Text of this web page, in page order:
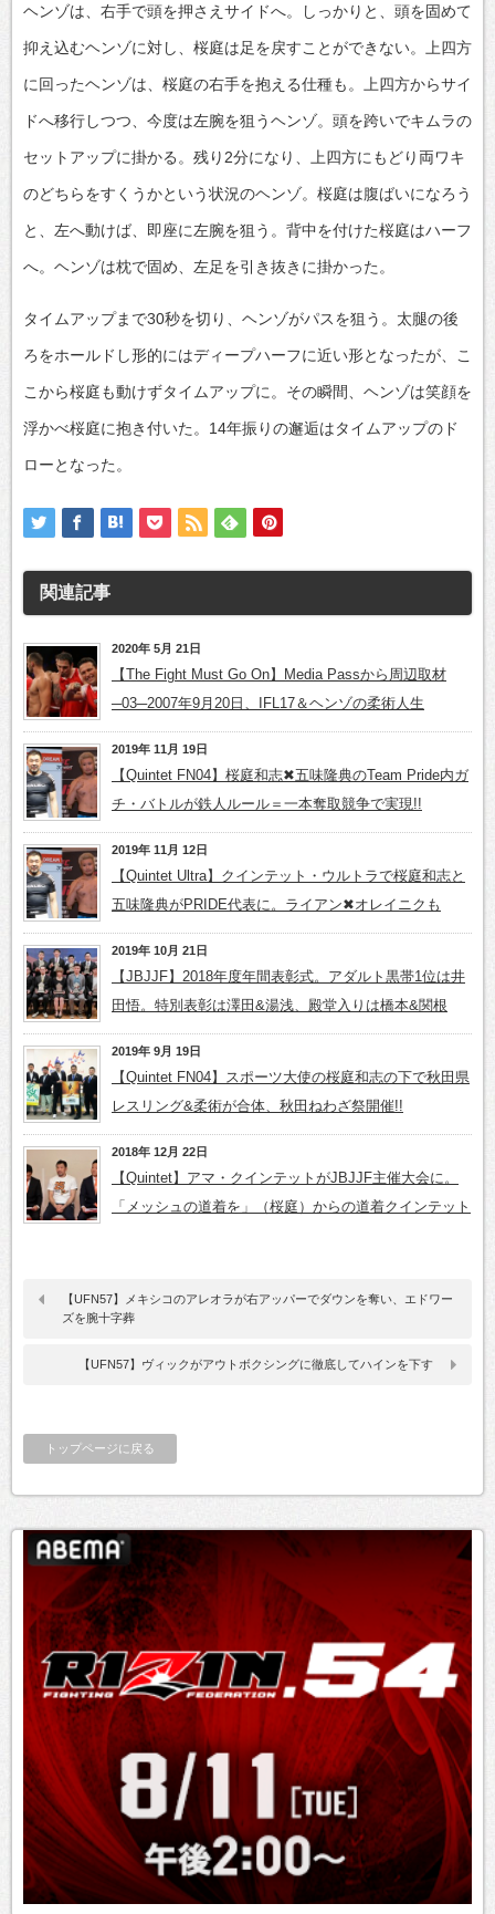
ヘンゾは、右手で頭を押さえサイドへ。しっかりと、頭を固めて
抑え込むヘンゾに対し、桜庭は足を戻すことができない。上四方
に回ったヘンゾは、桜庭の右手を抱える仕種も。上四方からサイ
ドへ移行しつつ、今度は左腕を狙うヘンゾ。頭を跨いでキムラの
セットアップに掛かる。残り2分になり、上四方にもどり両ワキ
のどちらをすくうかという状況のヘンゾ。桜庭は腹ばいになろう
と、左へ動けば、即座に左腕を狙う。背中を付けた桜庭はハーフ
へ。ヘンゾは枕で固め、左足を引き抜きに掛かった。
タイムアップまで30秒を切り、ヘンゾがパスを狙う。太腿の後
ろをホールドし形的にはディープハーフに近い形となったが、こ
こから桜庭も動けずタイムアップに。その瞬間、ヘンゾは笑顔を
浮かべ桜庭に抱き付いた。14年振りの邂逅はタイムアップのド
ローとなった。
関連記事
2020年 5月 21日
【The Fight Must Go On】Media Passから周辺取材
─03─2007年9月20日、IFL17＆ヘンゾの柔術人生
2019年 11月 19日
【Quintet FN04】桜庭和志✖五味隆典のTeam Pride内ガ
チ・バトルが鉄人ルール＝一本奪取競争で実現!!
2019年 11月 12日
【Quintet Ultra】クインテット・ウルトラで桜庭和志と
五味隆典がPRIDE代表に。ライアン✖オレイニクも
2019年 10月 21日
【JBJJF】2018年度年間表彰式。アダルト黒帯1位は井
田悟。特別表彰は澤田&湯浅、殿堂入りは橋本&関根
2019年 9月 19日
【Quintet FN04】スポーツ大使の桜庭和志の下で秋田県
レスリング&柔術が合体、秋田ねわざ祭開催!!
2018年 12月 22日
【Quintet】アマ・クインテットがJBJJF主催大会に。
「メッシュの道着を」（桜庭）からの道着クインテット
【UFN57】メキシコのアレオラが右アッパーでダウンを奪い、エドワー
ズを腕十字葬
【UFN57】ヴィックがアウトボクシングに徹底してハインを下す
トップページに戻る